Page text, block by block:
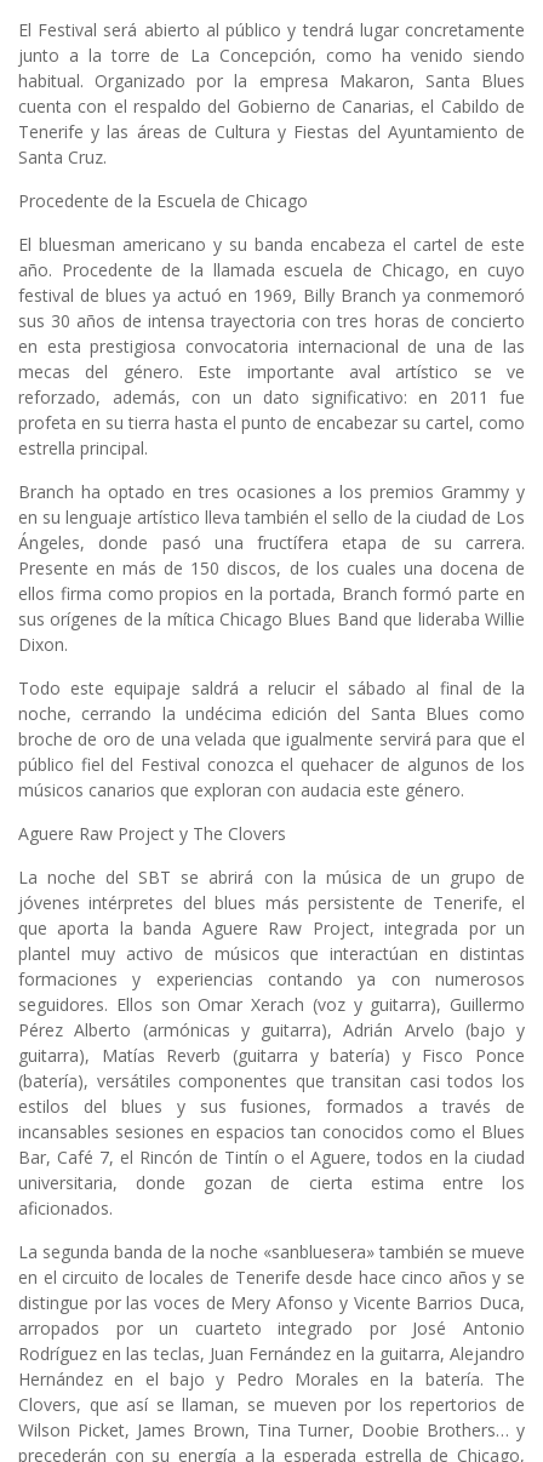
El Festival será abierto al público y tendrá lugar concretamente
junto a la torre de La Concepción, como ha venido siendo
habitual. Organizado por la empresa Makaron, Santa Blues
cuenta con el respaldo del Gobierno de Canarias, el Cabildo de
Tenerife y las áreas de Cultura y Fiestas del Ayuntamiento de
Santa Cruz.
Procedente de la Escuela de Chicago
El bluesman americano y su banda encabeza el cartel de este
año. Procedente de la llamada escuela de Chicago, en cuyo
festival de blues ya actuó en 1969, Billy Branch ya conmemoró
sus 30 años de intensa trayectoria con tres horas de concierto
en esta prestigiosa convocatoria internacional de una de las
mecas del género. Este importante aval artístico se ve
reforzado, además, con un dato significativo: en 2011 fue
profeta en su tierra hasta el punto de encabezar su cartel, como
estrella principal.
Branch ha optado en tres ocasiones a los premios Grammy y
en su lenguaje artístico lleva también el sello de la ciudad de Los
Ángeles, donde pasó una fructífera etapa de su carrera.
Presente en más de 150 discos, de los cuales una docena de
ellos firma como propios en la portada, Branch formó parte en
sus orígenes de la mítica Chicago Blues Band que lideraba Willie
Dixon.
Todo este equipaje saldrá a relucir el sábado al final de la
noche, cerrando la undécima edición del Santa Blues como
broche de oro de una velada que igualmente servirá para que el
público fiel del Festival conozca el quehacer de algunos de los
músicos canarios que exploran con audacia este género.
Aguere Raw Project y The Clovers
La noche del SBT se abrirá con la música de un grupo de
jóvenes intérpretes del blues más persistente de Tenerife, el
que aporta la banda Aguere Raw Project, integrada por un
plantel muy activo de músicos que interactúan en distintas
formaciones y experiencias contando ya con numerosos
seguidores. Ellos son Omar Xerach (voz y guitarra), Guillermo
Pérez Alberto (armónicas y guitarra), Adrián Arvelo (bajo y
guitarra), Matías Reverb (guitarra y batería) y Fisco Ponce
(batería), versátiles componentes que transitan casi todos los
estilos del blues y sus fusiones, formados a través de
incansables sesiones en espacios tan conocidos como el Blues
Bar, Café 7, el Rincón de Tintín o el Aguere, todos en la ciudad
universitaria, donde gozan de cierta estima entre los
aficionados.
La segunda banda de la noche «sanbluesera» también se mueve
en el circuito de locales de Tenerife desde hace cinco años y se
distingue por las voces de Mery Afonso y Vicente Barrios Duca,
arropados por un cuarteto integrado por José Antonio
Rodríguez en las teclas, Juan Fernández en la guitarra, Alejandro
Hernández en el bajo y Pedro Morales en la batería. The
Clovers, que así se llaman, se mueven por los repertorios de
Wilson Picket, James Brown, Tina Turner, Doobie Brothers… y
precederán con su energía a la esperada estrella de Chicago,